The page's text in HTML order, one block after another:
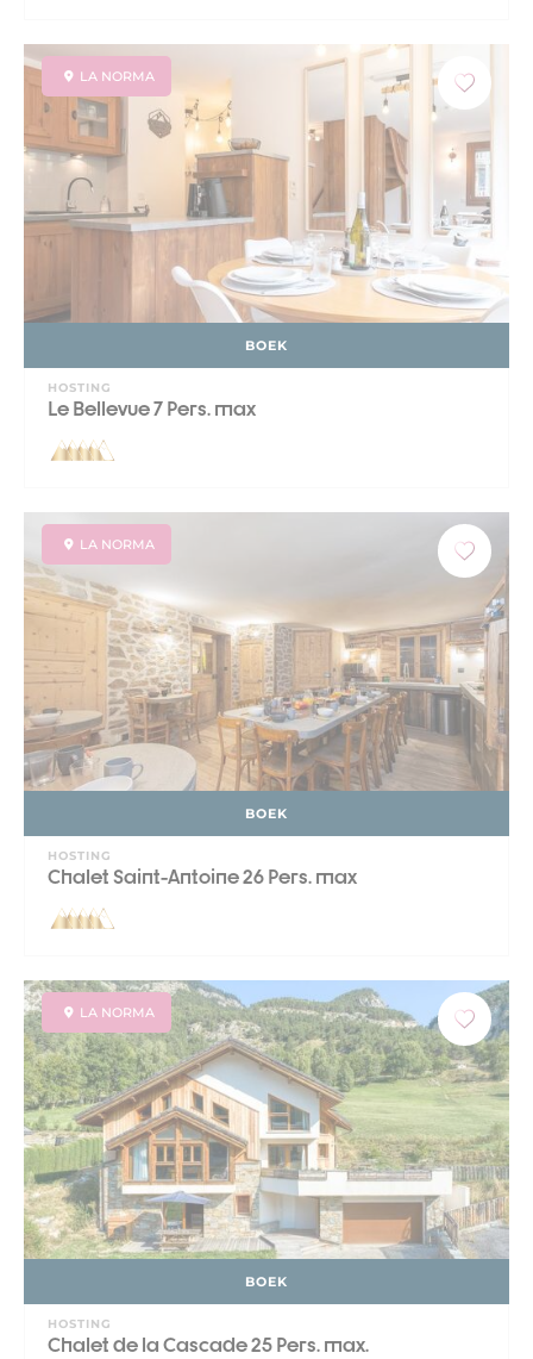
LA NORMA
BOEK
HOSTING
Le Bellevue 7 Pers. max
LA NORMA
BOEK
HOSTING
Chalet Saint-Antoine 26 Pers. max
LA NORMA
BOEK
HOSTING
Chalet de la Cascade 25 Pers. max.